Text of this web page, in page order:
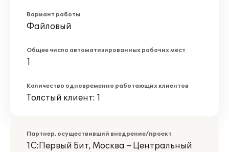
Вариант работы
Файловый
Общее число автоматизированных рабочих мест
1
Количество одновременно работающих клиентов
Толстый клиент: 1
Партнер, осуществивший внедрение/проект
1С:Первый Бит, Москва – Центральный